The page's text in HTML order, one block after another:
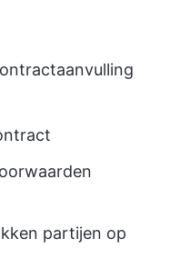
partijen op